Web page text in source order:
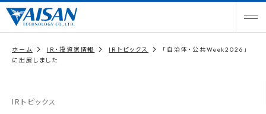
ホーム IR・投資家情報 IRトピックス
「自治体・公共Week2026」
に出展しました
IRトピックス